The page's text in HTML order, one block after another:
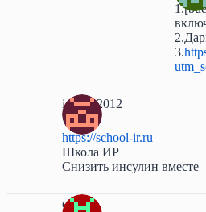
3.
i.carpo2012
https://school-ir.ru
Школа ИР
Снизить инсулин вместе
ele-f